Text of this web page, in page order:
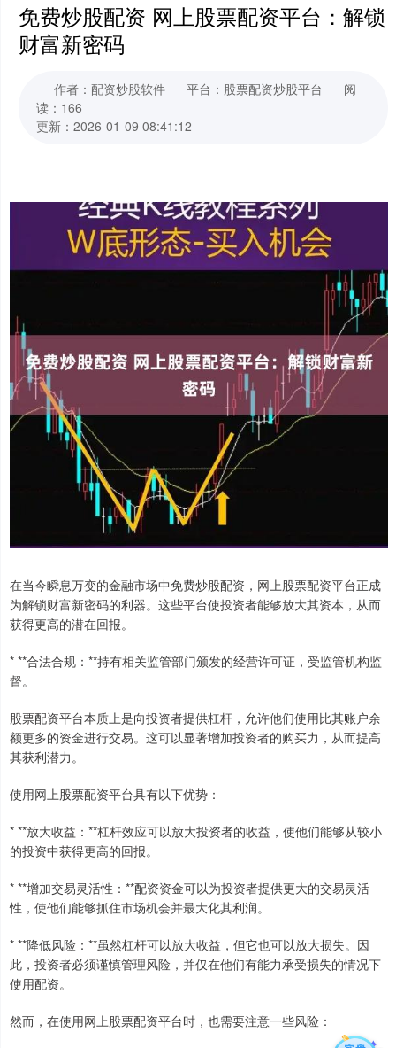
免费炒股配资 网上股票配资平台：解锁
财富新密码
作者：配资炒股软件 平台：股票配资炒股平台
阅
读：166
更新：2026-01-09 08:41:12
在当今瞬息万变的金融市场中免费炒股配资，网上股票配资平台正成
为解锁财富新密码的利器。这些平台使投资者能够放大其资本，从而
获得更高的潜在回报。
* **合法合规：**持有相关监管部门颁发的经营许可证，受监管机构监
督。
股票配资平台本质上是向投资者提供杠杆，允许他们使用比其账户余
额更多的资金进行交易。这可以显著增加投资者的购买力，从而提高
其获利潜力。
使用网上股票配资平台具有以下优势：
* **放大收益：**杠杆效应可以放大投资者的收益，使他们能够从较小
的投资中获得更高的回报。
* **增加交易灵活性：**配资资金可以为投资者提供更大的交易灵活
性，使他们能够抓住市场机会并最大化其利润。
* **降低风险：**虽然杠杆可以放大收益，但它也可以放大损失。因
此，投资者必须谨慎管理风险，并仅在他们有能力承受损失的情况下
使用配资。
然而，在使用网上股票配资平台时，也需要注意一些风险：